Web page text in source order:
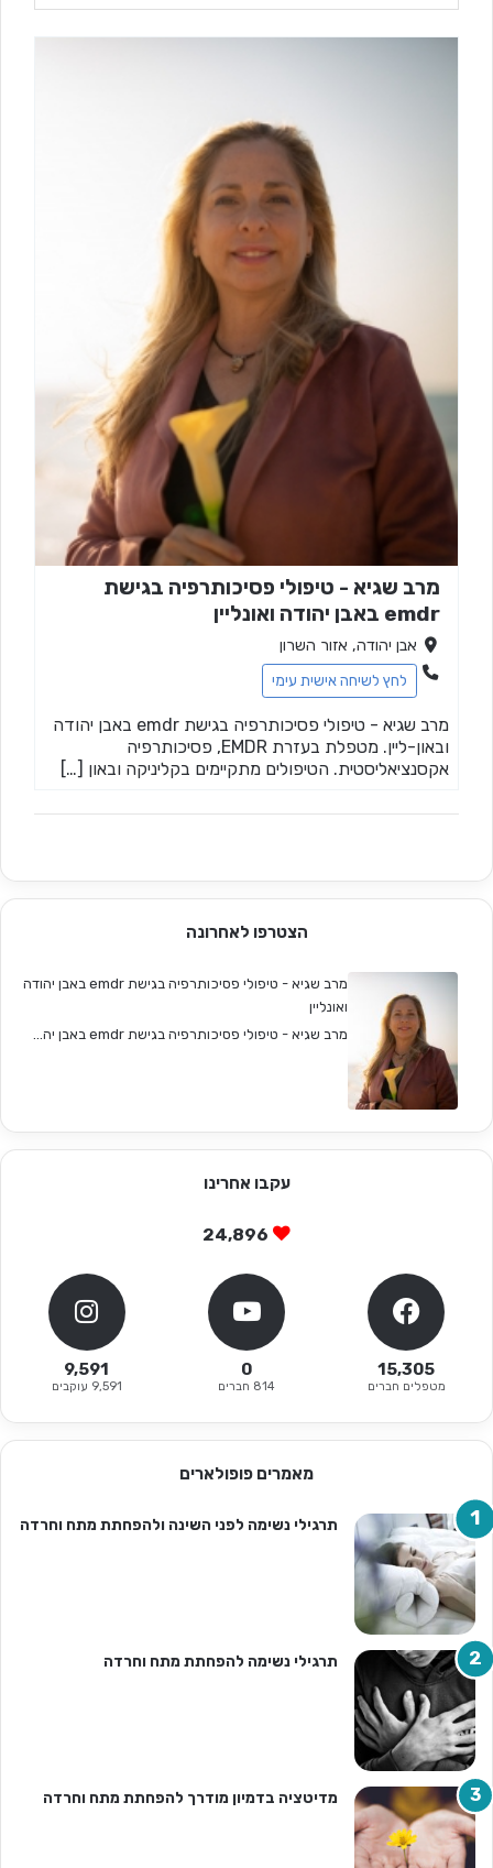
מרב שגיא - טיפולי פסיכותרפיה בגישת
emdr באבן יהודה ואונליין
אבן יהודה, אזור השרון
לחץ לשיחה אישית עימי
מרב שגיא - טיפולי פסיכותרפיה בגישת emdr באבן יהודה
ובאון-ליין. מטפלת בעזרת EMDR, פסיכותרפיה
אקסנציאליסטית. הטיפולים מתקיימים בקליניקה ובאון […]
הצטרפו לאחרונה
מרב שגיא - טיפולי פסיכותרפיה בגישת emdr באבן יהודה
ואונליין
מרב שגיא - טיפולי פסיכותרפיה בגישת emdr באבן יה...
עקבו אחרינו
24,896
15,305
מטפלים חברים
0
814 חברים
9,591
9,591 עוקבים
מאמרים פופולארים
תרגילי נשימה לפני השינה ולהפחתת מתח וחרדה
תרגילי נשימה להפחתת מתח וחרדה
מדיטציה בדמיון מודרך להפחתת מתח וחרדה